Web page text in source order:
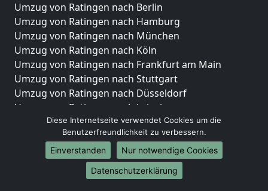
Umzug von Ratingen nach Berlin
Umzug von Ratingen nach Hamburg
Umzug von Ratingen nach München
Umzug von Ratingen nach Köln
Umzug von Ratingen nach Frankfurt am Main
Umzug von Ratingen nach Stuttgart
Umzug von Ratingen nach Düsseldorf
Umzug von Ratingen nach Leipzig
Umzug von Ratingen nach Dortmund
Umzug von Ratingen nach Essen
Umzug von Ratingen nach Bremen
Umzug von Ratingen nach Dresden
Umzug von Ratingen nach Hannover
Diese Internetseite verwendet Cookies um die
Benutzerfreundlichkeit zu verbessern.
Einverstanden
Nur notwendige Cookies
Datenschutzerklärung